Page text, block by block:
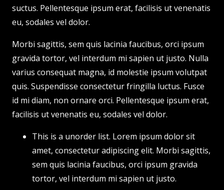
suctus. Pellentesque ipsum erat, facilisis ut venenatis
eu, sodales vel dolor.
Morbi sagittis, sem quis lacinia faucibus, orci ipsum
gravida tortor, vel interdum mi sapien ut justo. Nulla
varius consequat magna, id molestie ipsum volutpat
quis. Suspendisse consectetur fringilla luctus. Fusce
id mi diam, non ornare orci. Pellentesque ipsum erat,
facilisis ut venenatis eu, sodales vel dolor.
This is a unorder list. Lorem ipsum dolor sit
amet, consectetur adipiscing elit. Morbi sagittis,
sem quis lacinia faucibus, orci ipsum gravida
tortor, vel interdum mi sapien ut justo.